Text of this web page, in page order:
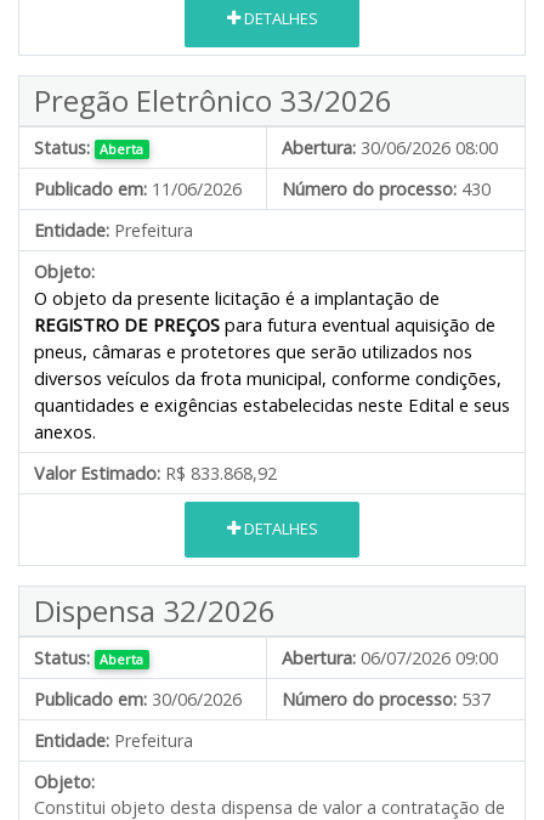
DETALHES
Pregão Eletrônico 33/2026
Status: Aberta Abertura: 30/06/2026 08:00
Publicado em: 11/06/2026 Número do processo: 430
Entidade: Prefeitura
Objeto:
O objeto da presente licitação é a implantação de
REGISTRO DE PREÇOS para futura eventual aquisição de
pneus, câmaras e protetores que serão utilizados nos
diversos veículos da frota municipal, conforme condições,
quantidades e exigências estabelecidas neste Edital e seus
anexos.
Valor Estimado: R$ 833.868,92
DETALHES
Dispensa 32/2026
Status: Aberta Abertura: 06/07/2026 09:00
Publicado em: 30/06/2026 Número do processo: 537
Entidade: Prefeitura
Objeto:
Constitui objeto desta dispensa de valor a contratação de